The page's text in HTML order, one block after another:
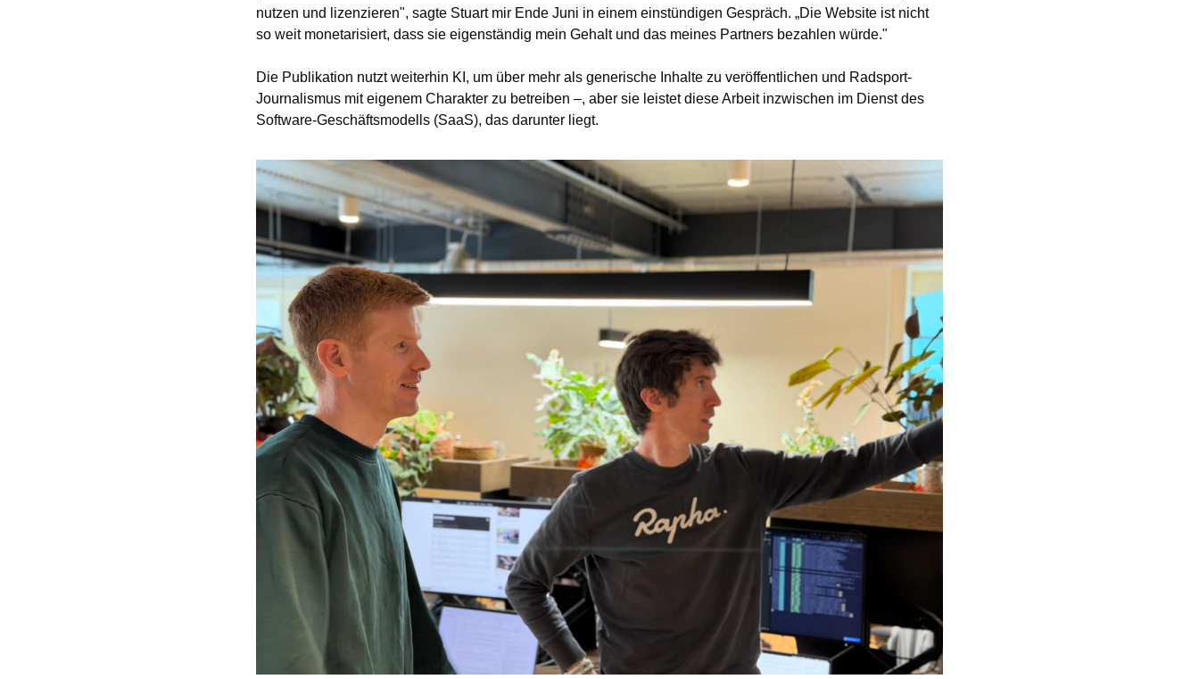
nutzen und lizenzieren", sagte Stuart mir Ende Juni in einem einstündigen Gespräch. „Die Website ist nicht
so weit monetarisiert, dass sie eigenständig mein Gehalt und das meines Partners bezahlen würde."
Die Publikation nutzt weiterhin KI, um über mehr als generische Inhalte zu veröffentlichen und Radsport-
Journalismus mit eigenem Charakter zu betreiben –, aber sie leistet diese Arbeit inzwischen im Dienst des
Software-Geschäftsmodells (SaaS), das darunter liegt.